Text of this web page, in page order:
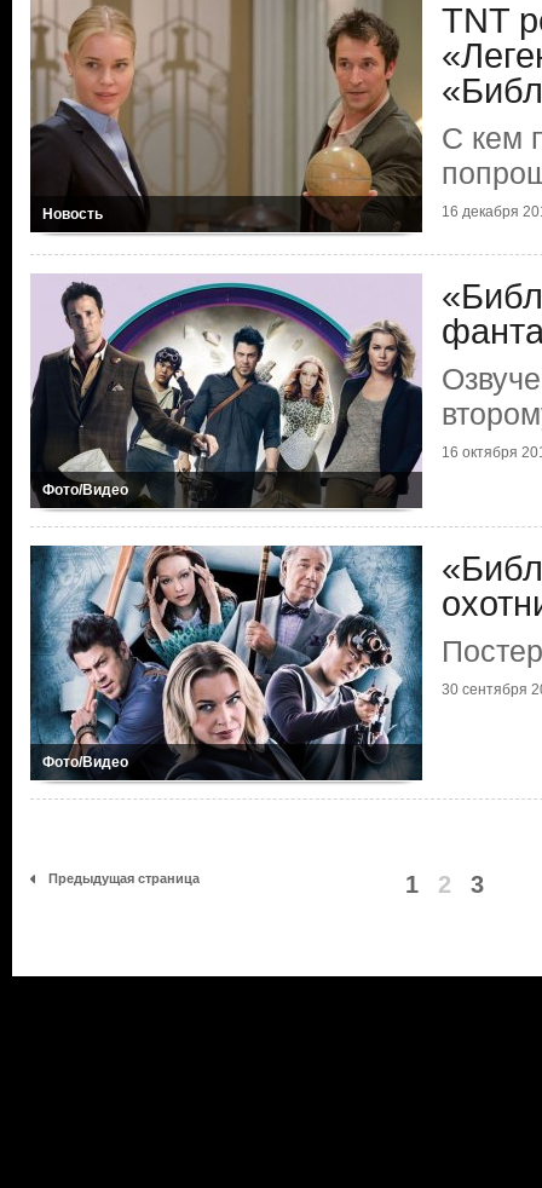
Новость
TNT
С кем
16 декабря
Фото/Видео
16 октября
Фото/Видео
30 сентября
Предыдущая страница 1 2 3